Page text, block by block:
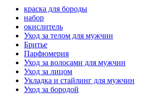
краска для бороды
набор
окислитель
Уход за телом для мужчин
Бритье
Парфюмерия
Уход за волосами для мужчин
Уход за лицом
Укладка и стайлинг для мужчин
Уход за бородой